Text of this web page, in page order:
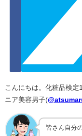
こんにちは。化粧品検
ニア美容男子(
皆さん自分